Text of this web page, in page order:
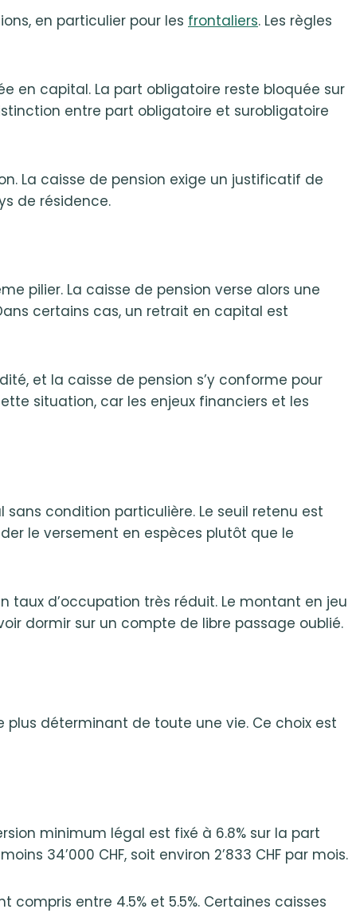
en particulier pour les frontaliers. Les règles
en capital. La part obligatoire reste bloquée sur
entre part obligatoire et surobligatoire
La caisse de pension exige un justificatif de
de résidence.
pilier. La caisse de pension verse alors une
certains cas, un retrait en capital est
et la caisse de pension s’y conforme pour
situation, car les enjeux financiers et les
condition particulière. Le seuil retenu est
le versement en espèces plutôt que le
taux d’occupation très réduit. Le montant en jeu
dormir sur un compte de libre passage oublié.
déterminant de toute une vie. Ce choix est
minimum légal est fixé à 6.8% sur la part
34’000 CHF, soit environ 2’833 CHF par mois.
entre 4.5% et 5.5%. Certaines caisses